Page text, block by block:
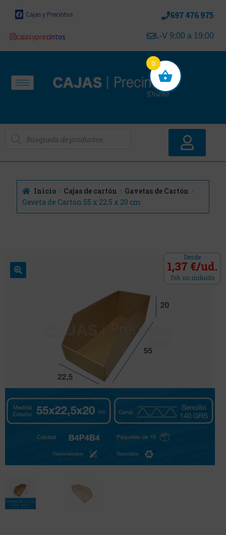
Cajas y Precintos
cajasyprecintos
697 476 975
L-V 9:00 a 19:00
Inicio Cajas de cartón
Gavetas de Cartón
Gaveta de Cartón 55 x 22,5 x 20 cm
Desde
1,37 €/ud.
IVA no incluido
0